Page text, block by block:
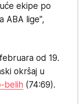
ekipe po
ABA lige",
od 19.
okršaj u
belih (74:69).